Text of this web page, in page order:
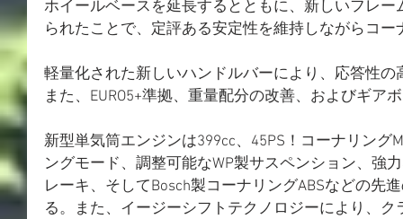
ホイールベースを延長するとともに、新しいフレ
られたことで、定評ある安定性を維持しながらコ
軽量化された新しいハンドルバーにより、応答性
また、EURO5+準拠、重量配分の改善、およびギア
新型単気筒エンジンは399cc、45PS！コーナリング
ングモード、調整可能なWP製サスペンション、強
レーキ、そしてBosch製コーナリングABSなどの先
る。また、イージーシフトテクノロジーにより、